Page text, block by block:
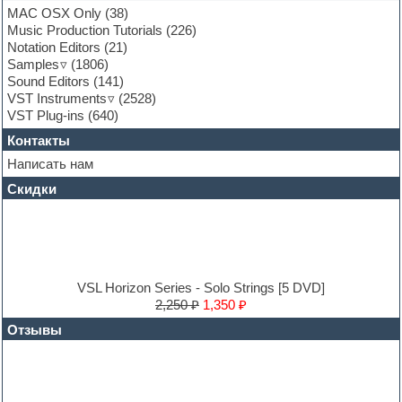
Garritan
General MIDI kits
Guitar emulation
Guitar loops
Guitar processing and effects
Hands-up samples
Hardstyle
Heavy metal sample packs
Hip-hop
House music
Hypersonic
Jazz
Massive presets
Mastering plug-ins
MAC OSX Only (38)
Music Production Tutorials (226)
Notation Editors (21)
Samples
(1806)
Sound Editors (141)
VST Instruments
(2528)
VST Plug-ins (640)
Контакты
Написать нам
Скидки
VSL Horizon Series - Solo Strings [5 DVD]
2,250 ₽ 1,350 ₽
Отзывы